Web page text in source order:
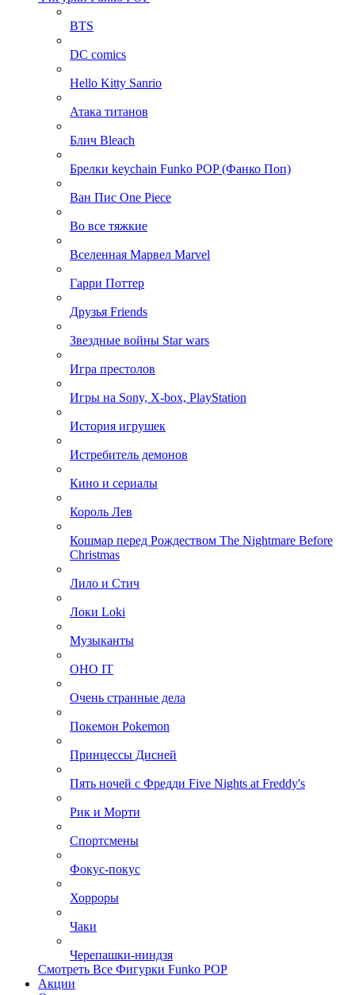
BTS
DC comics
Hello Kitty Sanrio
Атака титанов
Блич Bleach
Брелки keychain Funko POP (Фанко Поп)
Ван Пис One Piece
Во все тяжкие
Вселенная Марвел Marvel
Гарри Поттер
Друзья Friends
Звездные войны Star wars
Игра престолов
Игры на Sony, X-box, PlayStation
История игрушек
Истребитель демонов
Кино и сериалы
Король Лев
Кошмар перед Рождеством The Nightmare Before
Christmas
Лило и Стич
Локи Loki
Музыканты
ОНО IT
Очень странные дела
Покемон Pokemon
Принцессы Дисней
Пять ночей с Фредди Five Nights at Freddy's
Рик и Морти
Спортсмены
Фокус-покус
Хорроры
Чаки
Черепашки-ниндзя
Смотреть Все Фигурки Funko POP
Акции